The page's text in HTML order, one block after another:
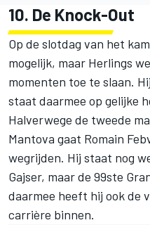
10. De Knock-Out
Op de slotdag van het
mogelijk, maar Herlings
momenten toe te slaan.
staat daarmee op gelijke
Halverwege de tweede
Mantova gaat Romain
wegrijden. Hij staat nog
Gajser, maar de 99ste
daarmee heeft hij ook de
carrière binnen.